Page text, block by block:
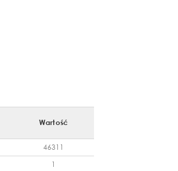
46311
1
Wartość